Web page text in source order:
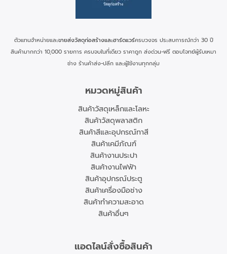
ตัวแทนจำหน่ายและขายส่งวัสดุก่อสร้างและฮาร์ดแวร์ครบวงจร ประสบการณ์กว่า 30 ปี
สินค้ามากกว่า 10,000 รายการ ครบจบในที่เดียว ราคาถูก ส่งด่วน-ฟรี ตอบโจทย์ผู้รับเหมา
ช่าง ร้านค้าส่ง-ปลีก และผู้ใช้งานทุกกลุ่ม
หมวดหมู่สินค้า
สินค้าวัสดุเหล็กและโลหะ
สินค้าวัสดุพลาสติก
สินค้าสีและอุปกรณ์ทาสี
สินค้าเคมีภัณฑ์
สินค้างานประปา
สินค้างานไฟฟ้า
สินค้าอุปกรณ์ประตู
สินค้าเครื่องมือช่าง
สินค้าทำความสะอาด
สินค้าอื่นๆ
แอดไลน์สั่งซื้อสินค้า